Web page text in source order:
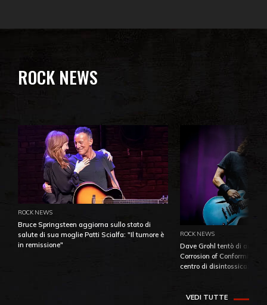
ROCK NEWS
ROCK NEWS
Bruce Springsteen aggiorna sullo stato di
salute di sua moglie Patti Scialfa: "Il tumore è
in remissione"
ROCK NEWS
Dave Grohl tentò di
Corrosion of Conformity
centro di
VEDI TUTTE